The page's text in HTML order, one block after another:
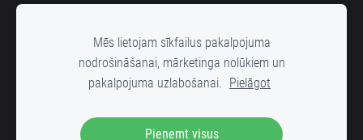
DOWN STREET mūzikas ierakstu veikals, Radošās rūpnīcas "VELDZE"
Mēs lietojam sīkfailus pakalpojuma
nodrošināšanai, mārketinga nolūkiem un
pakalpojuma uzlabošanai. Pielāgot
Pieņemt visus